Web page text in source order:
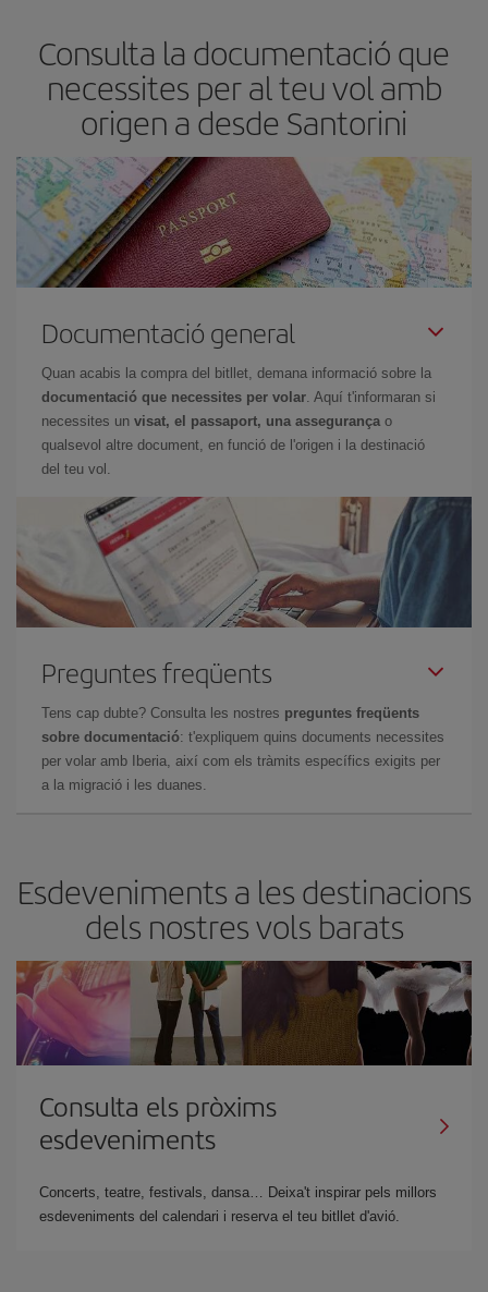
i tornada. A més, si encara no has decidit una destinació per al teu
viatge, mira les nostres ofertes i deixa't inspirar: segur que trobes
el vol més barat.
Consulta la documentació que
necessites per al teu vol amb
origen a desde Santorini
Documentació general
Quan acabis la compra del bitllet, demana informació sobre la
documentació que necessites per volar . Aquí t'informaran si
necessites un visat, el passaport, una assegurança o
qualsevol altre document, en funció de l'origen i la destinació
del teu vol.
Preguntes freqüents
Tens cap dubte? Consulta les nostres preguntes freqüents
sobre documentació: t'expliquem quins documents necessites
per volar amb Iberia, així com els tràmits específics exigits per
a la migració i les duanes.
Esdeveniments a les destinacions
dels nostres vols barats
Consulta els pròxims
esdeveniments
Concerts, teatre, festivals, dansa… Deixa't inspirar pels millors
esdeveniments del calendari i reserva el teu bitllet d'avió.